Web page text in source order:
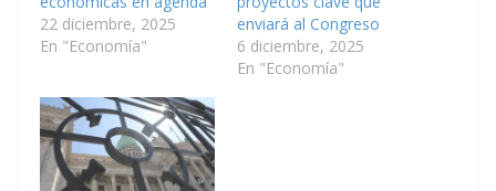
22 diciembre, 2025
En "Economía"
enviará al Congreso
6 diciembre, 2025
En "Economía"